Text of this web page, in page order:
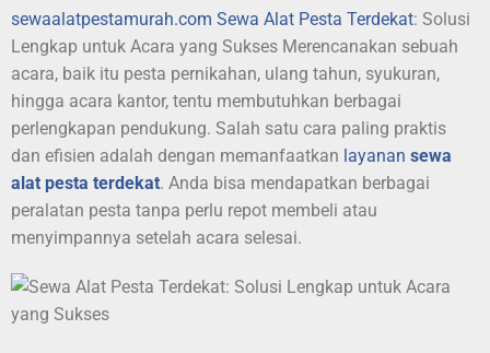
sewaalatpestamurah.com Sewa Alat Pesta Terdekat: Solusi
Lengkap untuk Acara yang Sukses Merencanakan sebuah
acara, baik itu pesta pernikahan, ulang tahun, syukuran,
hingga acara kantor, tentu membutuhkan berbagai
perlengkapan pendukung. Salah satu cara paling praktis
dan efisien adalah dengan memanfaatkan layanan sewa
alat pesta terdekat. Anda bisa mendapatkan berbagai
peralatan pesta tanpa perlu repot membeli atau
menyimpannya setelah acara selesai.